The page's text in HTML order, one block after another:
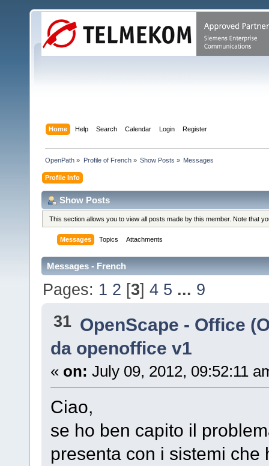
Home Help Search Calendar Login Register
OpenPath » Profile of French» Show Posts » Messages
Profile Info
Show Posts
This section allows you to view all posts made by this member. Note that
Messages Topics Attachments
Messages - French
Pages: 1 2 [3]4 5 ... 9
31 OpenScape - Office
da openoffice v1
« on: July 09, 2012, 09:52:11
Ciao,
se ho ben capito il
presenta con i sistemi